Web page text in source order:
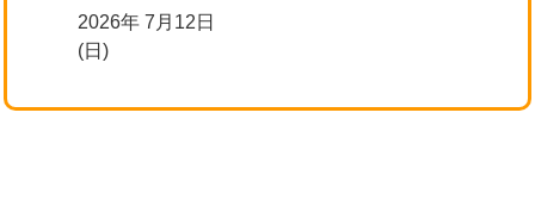
2026年 7月12日
(日)